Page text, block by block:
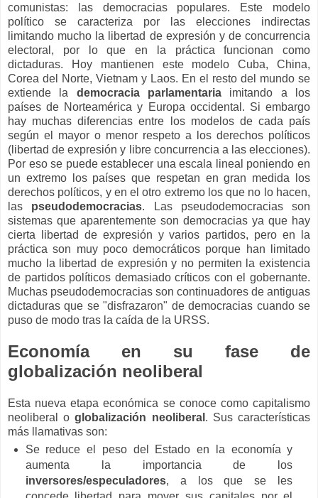
comunistas: las democracias populares. Este modelo
político se caracteriza por las elecciones indirectas
limitando mucho la libertad de expresión y de concurrencia
electoral, por lo que en la práctica funcionan como
dictaduras. Hoy mantienen este modelo Cuba, China,
Corea del Norte, Vietnam y Laos. En el resto del mundo se
extiende la democracia parlamentaria imitando a los
países de Norteamérica y Europa occidental. Si embargo
hay muchas diferencias entre los modelos de cada país
según el mayor o menor respeto a los derechos políticos
(libertad de expresión y libre concurrencia a las elecciones).
Por eso se puede establecer una escala lineal poniendo en
un extremo los países que respetan en gran medida los
derechos políticos, y en el otro extremo los que no lo hacen,
las pseudodemocracias. Las pseudodemocracias son
sistemas que aparentemente son democracias ya que hay
cierta libertad de expresión y varios partidos, pero en la
práctica son muy poco democráticos porque han limitado
mucho la libertad de expresión y no permiten la existencia
de partidos políticos demasiado críticos con el gobernante.
Muchas pseudodemocracias son continuadores de antiguas
dictaduras que se "disfrazaron" de democracias cuando se
puso de modo tras la caída de la URSS.
Economía en su fase de
globalización neoliberal
Esta nueva etapa económica se conoce como capitalismo
neoliberal o globalización neoliberal . Sus características
más llamativas son:
Se reduce el peso del Estado en la economía y
aumenta la importancia de los
inversores/especuladores, a los que se les